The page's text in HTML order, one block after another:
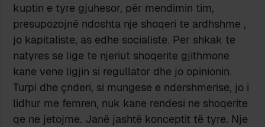
kuptin e tyre gjuhesor, për mendimin tim,
presupozojnë ndoshta nje shoqeri te ardhshme ,
jo kapitaliste, as edhe socialiste. Per shkak te
natyres se lige te njeriut shoqerite gjithmone
kane vene ligjin si regullator dhe jo opinionin.
Turpi dhe çnderi, si mungese e ndershmerise, jo i
lidhur me femren, nuk kane rendesi ne shoqerite
qe ne jetojme. Janë jashtë konceptit të tyre. Nje